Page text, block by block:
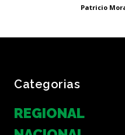
Patricio
Categorias
REGIONAL